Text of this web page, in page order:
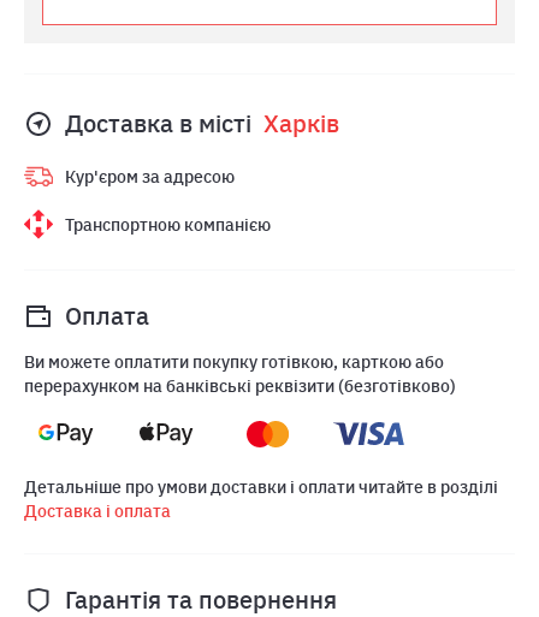
Доставка в місті Харкiв
Кур'єром за адресою
Транспортною компанією
Оплата
Ви можете оплатити покупку готівкою, карткою або
перерахунком на банківські реквізити (безготівково)
Детальніше про умови доставки і оплати читайте в розділі
Доставка і оплата
Гарантія та повернення